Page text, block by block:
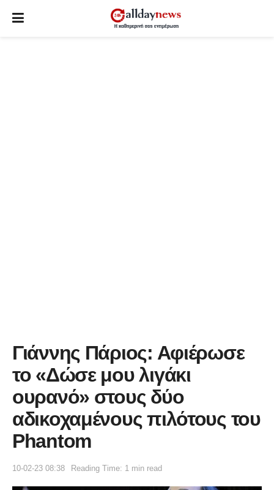
Γιάννης Πάριος: Αφιέρωσε
το «Δώσε μου λιγάκι
ουρανό» στους δύο
αδικοχαμένους πιλότους του
Phantom
10-02-23 08:38 Reading Time: 1 min read